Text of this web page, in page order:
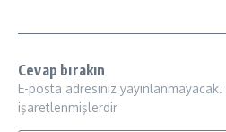
Cevap bırakın
E-posta adresiniz yayınlanmayacak.
işaretlenmişlerdir